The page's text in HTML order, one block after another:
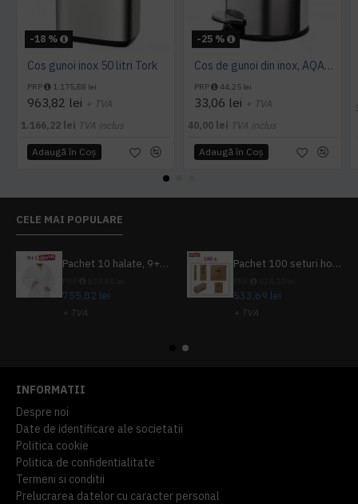
-18 %
Cos gunoi inox 50 litri Tork
PRP 1.175,88 lei
963,82 lei + TVA
1.166,22 lei TVA inclus
Adaugă în Coş
-25 %
Cos de gunoi din inox, AQAS 5L
PRP 44,25 lei
33,06 lei + TVA
40,00 lei TVA inclus
Adaugă în Coş
CELE MAI POPULARE
Pachet 10 halate, 9+1 gratuit
755,82 lei
+ TVA
Pachet 100 seturi hoteliere, set dentar, set barbierit, casca de dus, pila unghii, set cusut
533,69 lei
+ TVA
INFORMATII
Despre noi
Date de identificare ale societatii
Politica cookie
Politica de confidentialitate
Termeni si conditii
Prelucrarea datelor cu caracter personal